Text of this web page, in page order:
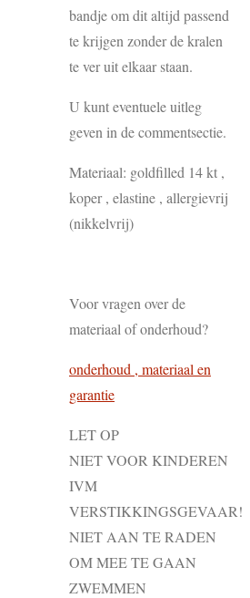
bandje om dit altijd passend
te krijgen zonder de kralen
te ver uit elkaar staan.
U kunt eventuele uitleg
geven in de commentsectie.
Materiaal: goldfilled 14 kt ,
koper , elastine , allergievrij
(nikkelvrij)
Voor vragen over de
materiaal of onderhoud?
onderhoud , materiaal en
garantie
LET OP
NIET VOOR KINDEREN
IVM
VERSTIKKINGSGEVAAR!
NIET AAN TE RADEN
OM MEE TE GAAN
ZWEMMEN